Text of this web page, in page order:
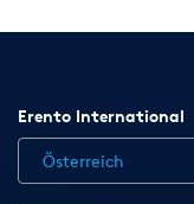
Erento International
Österreich